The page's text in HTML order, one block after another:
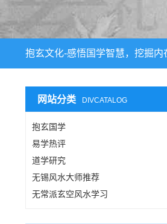
抱玄文化-感悟国学智慧，挖掘内
网站分类 DIVCATALOG
抱玄国学
易学热评
道学研究
无锡风水大师推荐
无常派玄空风水学习